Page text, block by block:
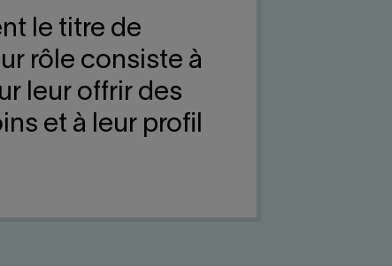
le titre de
rôle consiste à
leur offrir des
et à leur profil